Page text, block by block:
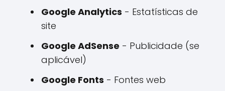
Google Analytics - Estatísticas de
site
Google AdSense - Publicidade (se
aplicável)
Google Fonts - Fontes web